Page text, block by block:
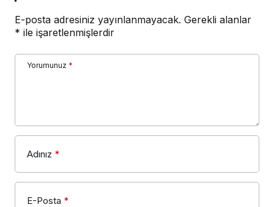
E-posta adresiniz yayınlanmayacak. Gerekli alanlar
* ile işaretlenmişlerdir
Yorumunuz *
Adınız *
E-Posta *